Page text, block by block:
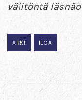
välitöntä
ARKI ILOA